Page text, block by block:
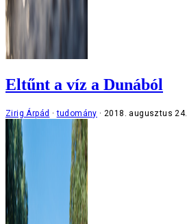
Eltűnt a víz a Dunából
Zirig Árpád tudomány 2018. augusztus 24.